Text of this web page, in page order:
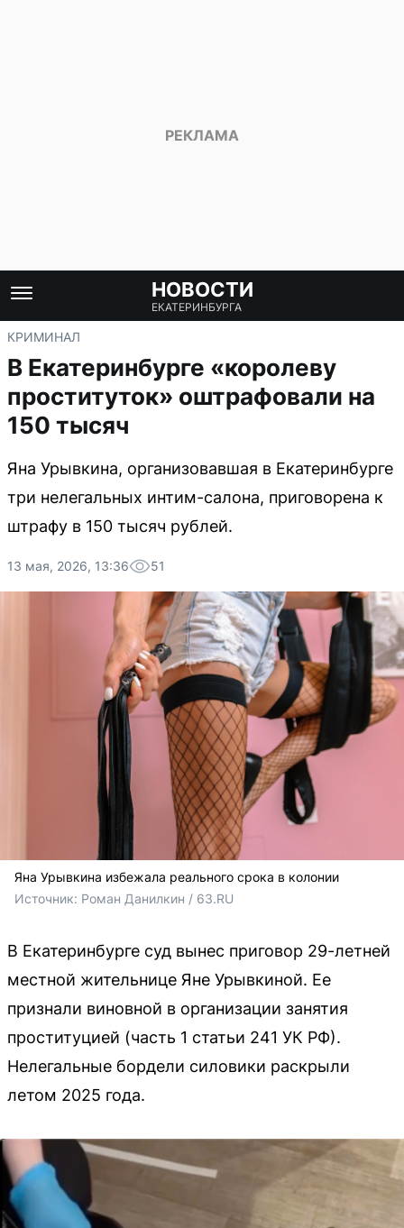
НОВОСТИ
ЕКАТЕРИНБУРГА
КРИМИНАЛ
В Екатеринбурге «королеву
проституток» оштрафовали на
150 тысяч
Яна Урывкина, организовавшая в Екатеринбурге
три нелегальных интим-салона, приговорена к
штрафу в 150 тысяч рублей.
13 мая, 2026, 13:36 51
Яна Урывкина избежала реального срока в колонии
Источник: Роман Данилкин / 63.RU
В Екатеринбурге суд вынес приговор 29-летней
местной жительнице Яне Урывкиной. Ее
признали виновной в организации занятия
проституцией (часть 1 статьи 241 УК РФ).
Нелегальные бордели силовики раскрыли
летом 2025 года.